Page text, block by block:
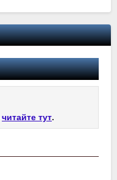
читайте тут.